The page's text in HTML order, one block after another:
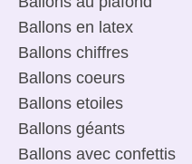
Ballons en latex
Ballons chiffres
Ballons coeurs
Ballons etoiles
Ballons géants
Ballons avec confettis